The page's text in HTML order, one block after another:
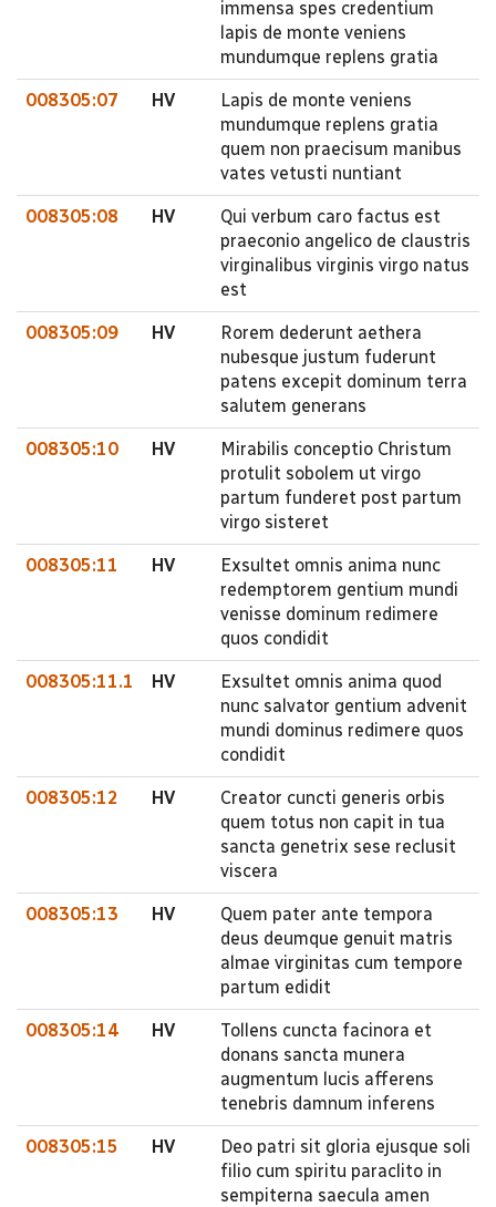
immensa spes credentium
lapis de monte veniens
mundumque replens gratia
008305:07 HV
Lapis de monte veniens
mundumque replens gratia
quem non praecisum manibus
vates vetusti nuntiant
008305:08 HV
Qui verbum caro factus est
praeconio angelico de claustris
virginalibus virginis virgo natus
est
008305:09 HV
Rorem dederunt aethera
nubesque justum fuderunt
patens excepit dominum terra
salutem generans
008305:10 HV
Mirabilis conceptio Christum
protulit sobolem ut virgo
partum funderet post partum
virgo sisteret
008305:11 HV
Exsultet omnis anima nunc
redemptorem gentium mundi
venisse dominum redimere
quos condidit
008305:11.1 HV
Exsultet omnis anima quod
nunc salvator gentium advenit
mundi dominus redimere quos
condidit
008305:12 HV
Creator cuncti generis orbis
quem totus non capit in tua
sancta genetrix sese reclusit
viscera
008305:13 HV
Quem pater ante tempora
deus deumque genuit matris
almae virginitas cum tempore
partum edidit
008305:14 HV
Tollens cuncta facinora et
donans sancta munera
augmentum lucis afferens
tenebris damnum inferens
008305:15 HV
Deo patri sit gloria ejusque soli
filio cum spiritu paraclito in
sempiterna saecula amen